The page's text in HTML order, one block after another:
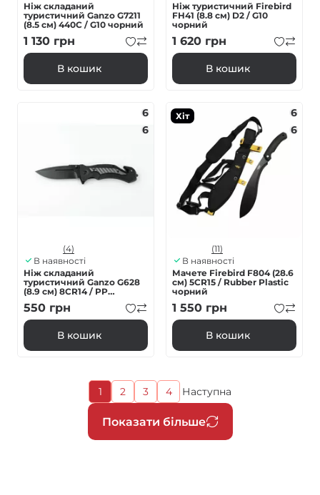
Ніж складаний
туристичний Ganzo G7211
(8.5 см) 440C / G10 чорний
1 130 грн
В кошик
Ніж туристичний Firebird
FH41 (8.8 см) D2 / G10
чорний
1 620 грн
В кошик
6
6
(4)
В наявності
Ніж складаний
туристичний Ganzo G628
(8.9 см) 8CR14 / PP
алюміній сірий
550 грн
В кошик
Хіт
6
6
(11)
В наявності
Мачете Firebird F804 (28.6
см) 5CR15 / Rubber Plastic
чорний
1 550 грн
В кошик
Розбивка
на
сторінки
Показати більше
Поточна
сторінка
1
Page
2
Page
3
Page
4
Наступна
сторінка
Наступна